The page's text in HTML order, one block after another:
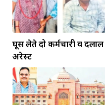
घूस लेते दो कर्मचारी व दलाल
अरेस्ट